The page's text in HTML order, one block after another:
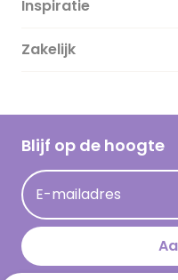
Over ons
Duurzaamheid
Hallmark Kaartclub
Acties
Persberichten
Hallmark en
Inspiratie
Magazine
Cadeau inspiratie
Kaartinspiratie
Zakelijk
Blijf op de hoogte
E-mailadres